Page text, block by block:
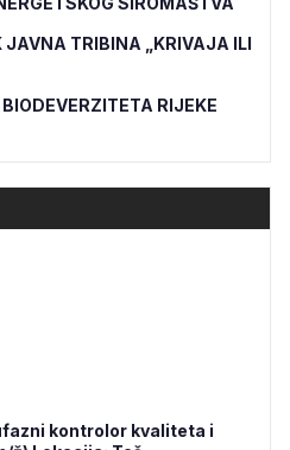
JAVNA TRIBINA „KRIVAJA ILI
RIJEKE
kontrolor kvaliteta i